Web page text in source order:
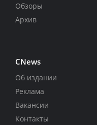
Обзоры
Архив
CNews
Об издании
Реклама
Вакансии
Контакты